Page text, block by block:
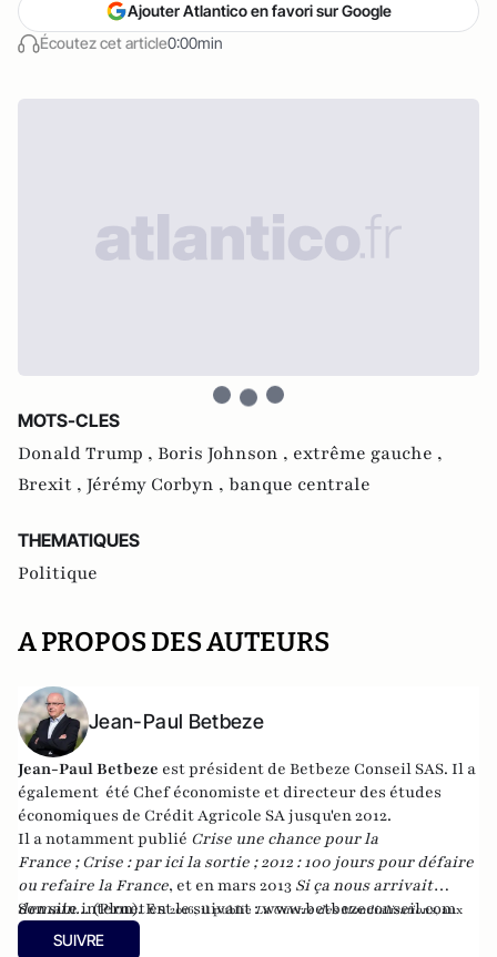
Écoutez cet article0:00min
Ajouter Atlantico en favori sur Google
MOTS-CLES
Donald Trump , Boris Johnson , extrême gauche ,
Brexit , Jérémy Corbyn , banque centrale
THEMATIQUES
Politique
A PROPOS DES AUTEURS
Jean-Paul Betbeze
Jean-Paul Betbeze est président de Betbeze Conseil SAS. Il a
également été Chef économiste et directeur des études
économiques de Crédit Agricole SA jusqu'en 2012.
Il a notamment publié Crise une chance pour la
France ; Crise : par ici la sortie ; 2012 : 100 jours pour défaire
ou refaire la France, et en mars 2013 Si ça nous arrivait
demain...(Plon). En2016, il publie La Guerre des Mondialisations, aux
éditions Economica
et en 2017 "La France, ce malade imaginaire"
Son site internet est le suivant :www.betbezeconseil.com
SUIVRE